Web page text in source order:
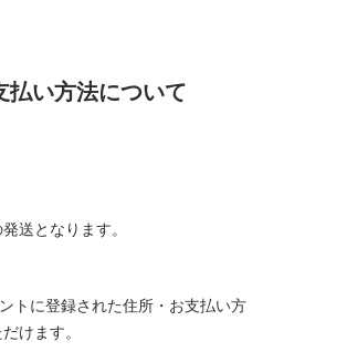
払い方法について
送となります。
トに登録された住所・お支払い方
けます。